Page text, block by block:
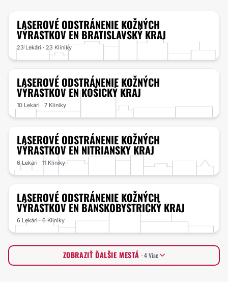
LASEROVÉ ODSTRÁNENIE KOŽNÝCH
VÝRASTKOV EN BRATISLAVSKÝ KRAJ
23 Lekári · 23 Kliniky
LASEROVÉ ODSTRÁNENIE KOŽNÝCH
VÝRASTKOV EN KOŠICKÝ KRAJ
10 Lekári · 7 Kliniky
LASEROVÉ ODSTRÁNENIE KOŽNÝCH
VÝRASTKOV EN NITRIANSKY KRAJ
6 Lekári · 11 Kliniky
LASEROVÉ ODSTRÁNENIE KOŽNÝCH
VÝRASTKOV EN BANSKOBYSTRICKÝ KRAJ
6 Lekári · 6 Kliniky
ZOBRAZIŤ ĎALŠIE MESTÁ · 4 Viac